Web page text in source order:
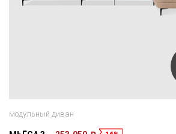
модульный диван